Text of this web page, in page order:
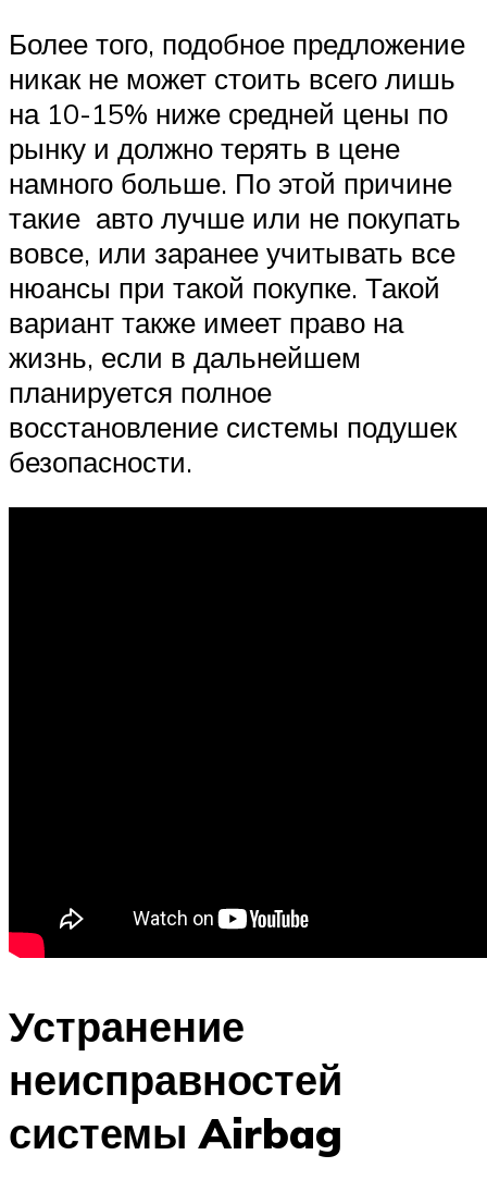
Более того, подобное предложение
никак не может стоить всего лишь
на 10-15% ниже средней цены по
рынку и должно терять в цене
намного больше. По этой причине
такие авто лучше или не покупать
вовсе, или заранее учитывать все
нюансы при такой покупке. Такой
вариант также имеет право на
жизнь, если в дальнейшем
планируется полное
восстановление системы подушек
безопасности.
Устранение
неисправностей
системы Airbag